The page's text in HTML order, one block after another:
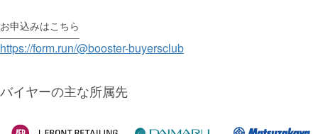
お申込みはこちら
https://form.run/@booster-buyersclub
バイヤーの主な所属先